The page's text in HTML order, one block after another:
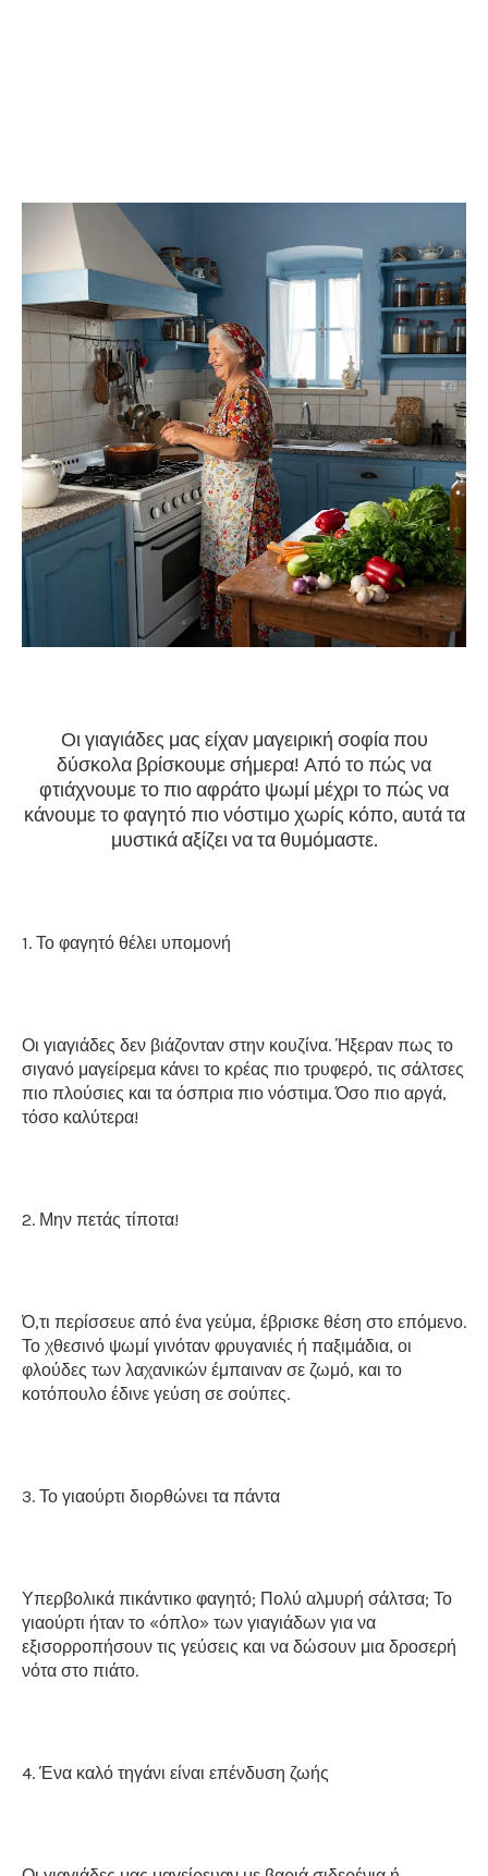
Οι γιαγιάδες μας είχαν μαγειρική σοφία που
δύσκολα βρίσκουμε σήμερα! Από το πώς να
φτιάχνουμε το πιο αφράτο ψωμί μέχρι το πώς να
κάνουμε το φαγητό πιο νόστιμο χωρίς κόπο, αυτά τα
μυστικά αξίζει να τα θυμόμαστε.
1. Το φαγητό θέλει υπομονή
Οι γιαγιάδες δεν βιάζονταν στην κουζίνα. Ήξεραν πως το
σιγανό μαγείρεμα κάνει το κρέας πιο τρυφερό, τις σάλτσες
πιο πλούσιες και τα όσπρια πιο νόστιμα. Όσο πιο αργά,
τόσο καλύτερα!
2. Μην πετάς τίποτα!
Ό,τι περίσσευε από ένα γεύμα, έβρισκε θέση στο επόμενο.
Το χθεσινό ψωμί γινόταν φρυγανιές ή παξιμάδια, οι
φλούδες των λαχανικών έμπαιναν σε ζωμό, και το
κοτόπουλο έδινε γεύση σε σούπες.
3. Το γιαούρτι διορθώνει τα πάντα
Υπερβολικά πικάντικο φαγητό; Πολύ αλμυρή σάλτσα; Το
γιαούρτι ήταν το «όπλο» των γιαγιάδων για να
εξισορροπήσουν τις γεύσεις και να δώσουν μια δροσερή
νότα στο πιάτο.
4. Ένα καλό τηγάνι είναι επένδυση ζωής